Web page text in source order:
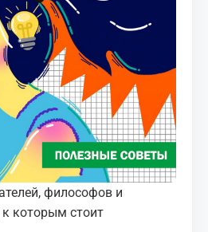
философов и
которым стоит